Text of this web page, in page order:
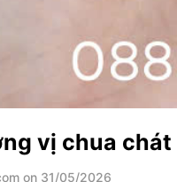
vị chua chát
on 31/05/2026